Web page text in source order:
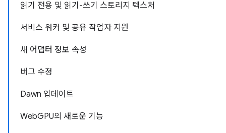
읽기 전용 및 읽기-쓰기 스토리지 텍스처
서비스 워커 및 공유 작업자 지원
새 어댑터 정보 속성
버그 수정
Dawn 업데이트
WebGPU의 새로운 기능